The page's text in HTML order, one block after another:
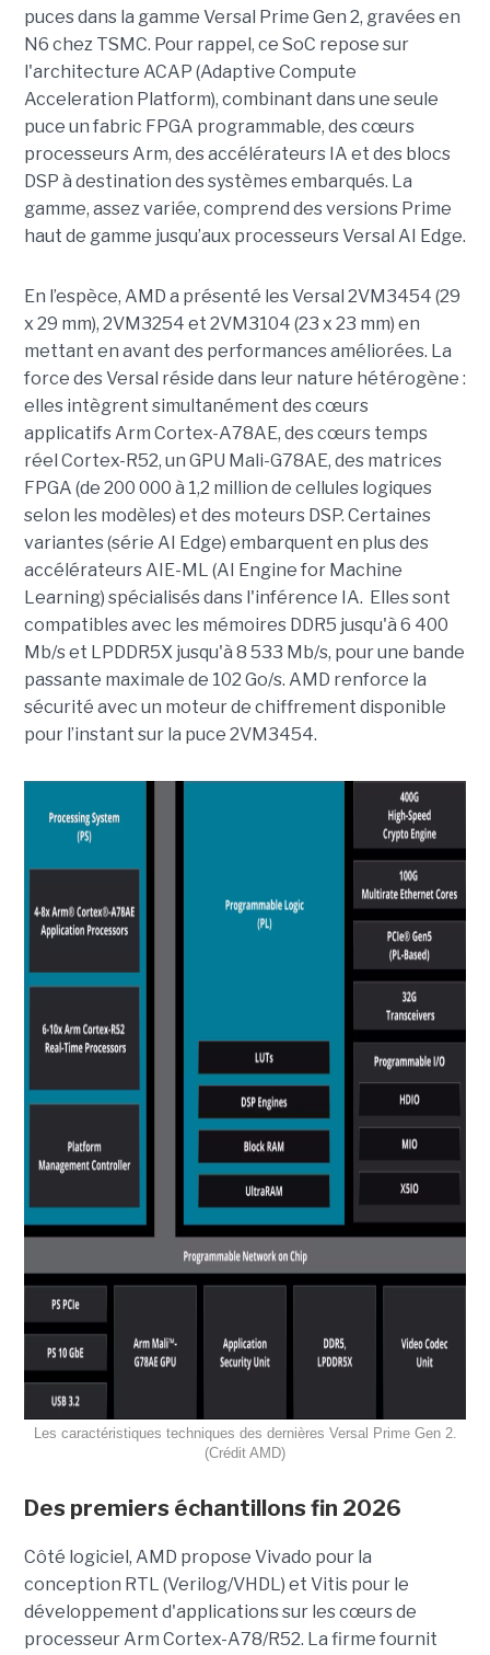
puces dans la gamme Versal Prime Gen 2, gravées en
N6 chez TSMC. Pour rappel, ce SoC repose sur
l'architecture ACAP (Adaptive Compute
Acceleration Platform), combinant dans une seule
puce un fabric FPGA programmable, des cœurs
processeurs Arm, des accélérateurs IA et des blocs
DSP à destination des systèmes embarqués. La
gamme, assez variée, comprend des versions Prime
haut de gamme jusqu’aux processeurs Versal AI Edge.
En l’espèce, AMD a présenté les Versal 2VM3454 (29
x 29 mm), 2VM3254 et 2VM3104 (23 x 23 mm) en
mettant en avant des performances améliorées. La
force des Versal réside dans leur nature hétérogène :
elles intègrent simultanément des cœurs
applicatifs Arm Cortex-A78AE, des cœurs temps
réel Cortex-R52, un GPU Mali-G78AE, des matrices
FPGA (de 200 000 à 1,2 million de cellules logiques
selon les modèles) et des moteurs DSP. Certaines
variantes (série AI Edge) embarquent en plus des
accélérateurs AIE-ML (AI Engine for Machine
Learning) spécialisés dans l'inférence IA. Elles sont
compatibles avec les mémoires DDR5 jusqu'à 6 400
Mb/s et LPDDR5X jusqu'à 8 533 Mb/s, pour une bande
passante maximale de 102 Go/s. AMD renforce la
sécurité avec un moteur de chiffrement disponible
pour l’instant sur la puce 2VM3454.
Les caractéristiques techniques des dernières Versal Prime Gen 2.
(Crédit AMD)
Des premiers échantillons fin 2026
Côté logiciel, AMD propose Vivado pour la
conception RTL (Verilog/VHDL) et Vitis pour le
développement d'applications sur les cœurs de
processeur Arm Cortex-A78/R52. La firme fournit